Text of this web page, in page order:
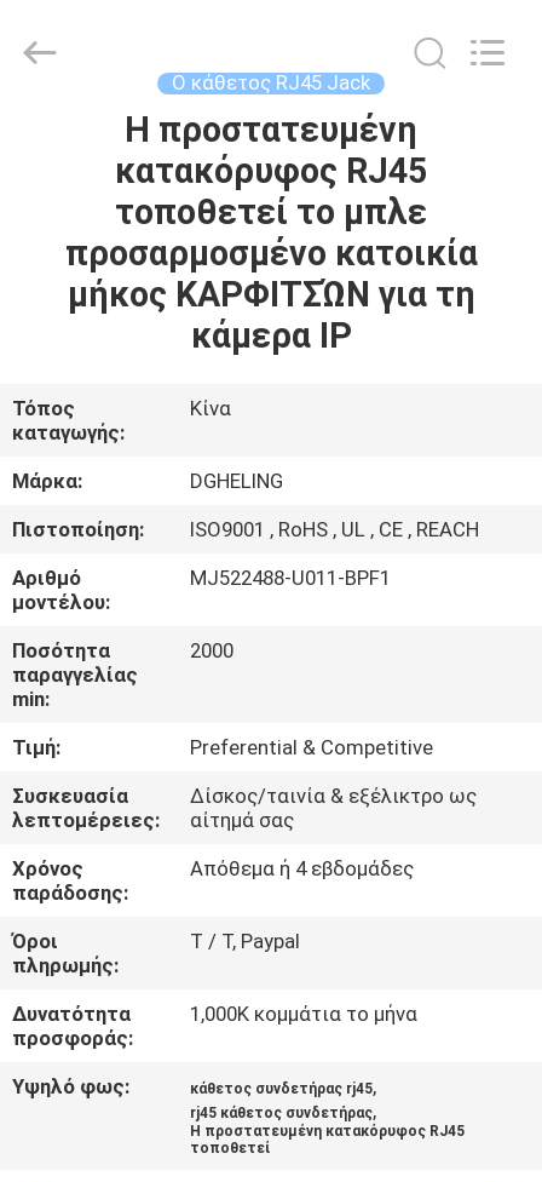
ΠΡΟΪΌΝΤΑ
ΠΕΡΊΠΟΥ
ΕΜΕΊΣ
ΓΎΡΟΣ
ΕΡΓΟΣΤΑΣΊΩΝ
ΠΟΙΟΤΙΚΌΣ
ΈΛΕΓΧΟΣ
ΜΑΣ
ΕΛΆΤΕ
ΕΠΑΦΉ
ΜΕ
ΖΗΤΉΣΤΕ
ΈΝΑ
ΑΠΌΣΠΑΣΜΑ
SITEMAP
ΑΠΟΡΡΉΤΟΥ
Rights
Ο κάθετος RJ45 Jack
Η προστατευμένη
κατακόρυφος RJ45
τοποθετεί το μπλε
προσαρμοσμένο κατοικία
μήκος ΚΑΡΦΙΤΣΏΝ για τη
κάμερα IP
Τόπος
καταγωγής:
Κίνα
Μάρκα:
DGHELING
Πιστοποίηση:
ISO9001 , RoHS , UL , CE , REACH
Αριθμό
μοντέλου:
MJ522488-U011-BPF1
Ποσότητα
παραγγελίας
min:
2000
Τιμή:
Preferential & Competitive
Συσκευασία
λεπτομέρειες:
Δίσκος/ταινία & εξέλικτρο ως
αίτημά σας
Χρόνος
παράδοσης:
Απόθεμα ή 4 εβδομάδες
Όροι
πληρωμής:
T / Τ, Paypal
Δυνατότητα
προσφοράς:
1,000K κομμάτια το μήνα
Υψηλό φως: κάθετος συνδετήρας rj45,
rj45 κάθετος συνδετήρας,
Η προστατευμένη κατακόρυφος RJ45
τοποθετεί